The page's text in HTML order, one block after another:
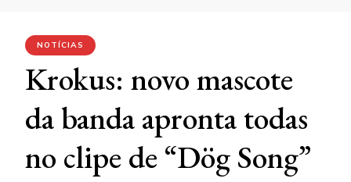
NOTÍCIAS
Krokus: novo mascote
da banda apronta todas
no clipe de “Dög Song”